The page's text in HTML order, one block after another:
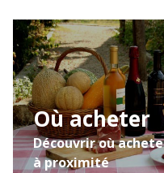
Où acheter
Découvrir où
à proximité